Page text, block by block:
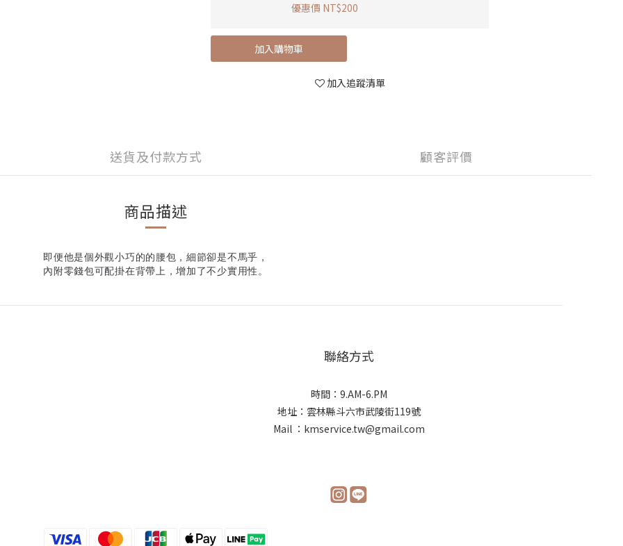
優惠價 NT$200
加入購物車
加入追蹤清單
送貨及付款方式 顧客評價
商品描述
即便他是個外觀小巧的的腰包，細節卻是不馬乎，
內附零錢包可配掛在背帶上，增加了不少實用性。
聯絡方式
時間：9.AM-6.PM
地址：雲林縣斗六市武陵街119號
Mail ：kmservice.tw@gmail.com